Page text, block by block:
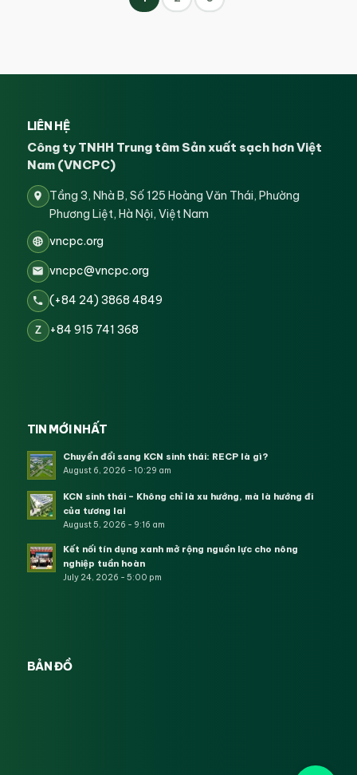
LIÊN HỆ
Công ty TNHH Trung tâm Sản xuất sạch hơn Việt
Nam (VNCPC)
Tầng 3, Nhà B, Số 125 Hoàng Văn Thái, Phường
Phương Liệt, Hà Nội, Việt Nam
vncpc.org
vncpc@vncpc.org
(+84 24) 3868 4849
Z +84 915 741 368
TIN MỚI NHẤT
Chuyển đổi sang KCN sinh thái: RECP là gì?
August 6, 2026 - 10:29 am
KCN sinh thái – Không chỉ là xu hướng, mà là hướng đi
của tương lai
August 5, 2026 - 9:16 am
Kết nối tín dụng xanh mở rộng nguồn lực cho nông
nghiệp tuần hoàn
July 24, 2026 - 5:00 pm
BẢN ĐỒ